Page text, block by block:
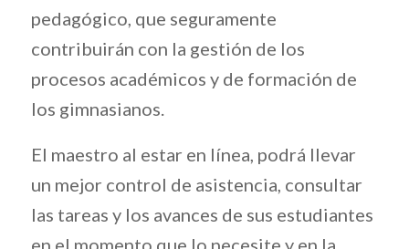
pedagógico, que seguramente
contribuirán con la gestión de los
procesos académicos y de formación de
los gimnasianos.
El maestro al estar en línea, podrá llevar
un mejor control de asistencia, consultar
las tareas y los avances de sus estudiantes
en el momento que lo necesite y en la